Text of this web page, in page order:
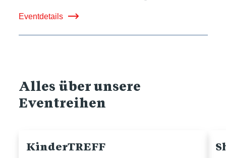
Eventdetails
Alles über unsere
Eventreihen
KinderTREFF